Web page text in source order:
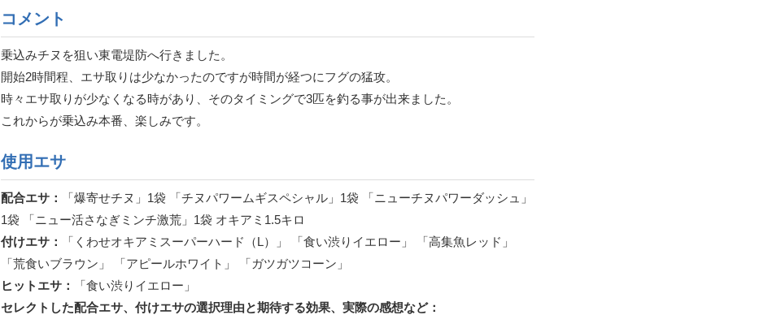
コメント
乗込みチヌを狙い東電堤防へ行きました。
開始2時間程、エサ取りは少なかったのですが時間が経つにフグの猛攻。
時々エサ取りが少なくなる時があり、そのタイミングで3匹を釣る事が出来ました。
これからが乗込み本番、楽しみです。
使用エサ
配合エサ：
「爆寄せチヌ」1袋 「チヌパワームギスペシャル」1袋 「ニューチヌパワーダッシュ」
1袋 「ニュー活さなぎミンチ激荒」1袋 オキアミ1.5キロ
付けエサ：
「くわせオキアミスーパーハード（L）」 「食い渋りイエロー」 「高集魚レッド」
「荒食いブラウン」 「アピールホワイト」 「ガツガツコーン」
ヒットエサ：
「食い渋りイエロー」
セレクトした配合エサ、付けエサの選択理由と期待する効果、実際の感想など：